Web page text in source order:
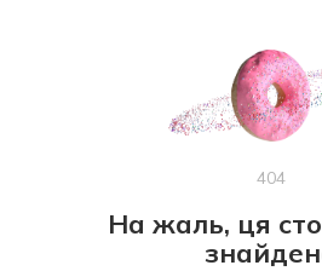
404
На жаль, ця